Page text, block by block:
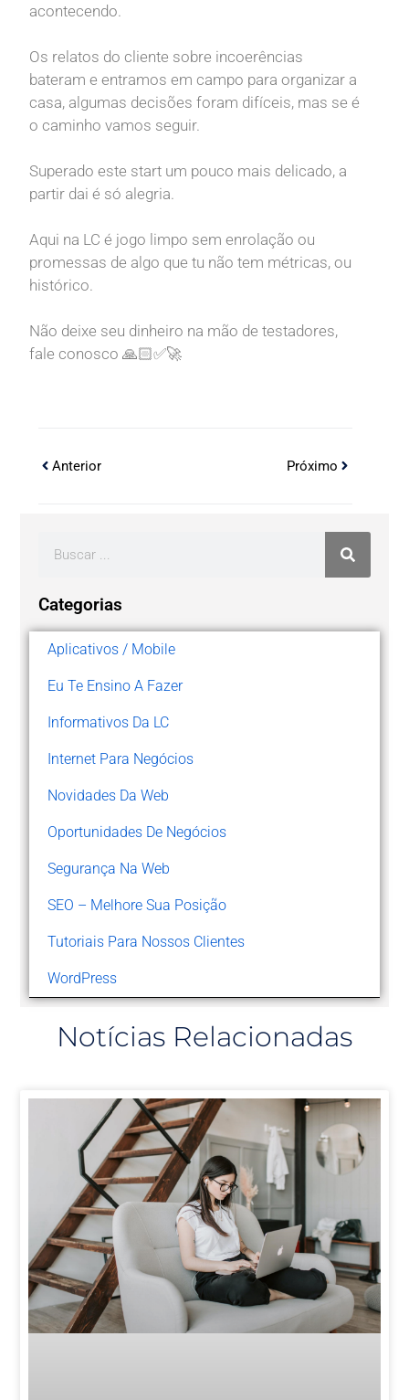
acontecendo.
Os relatos do cliente sobre incoerências
bateram e entramos em campo para organizar a
casa, algumas decisões foram difíceis, mas se é
o caminho vamos seguir.
Superado este start um pouco mais delicado, a
partir dai é só alegria.
Aqui na LC é jogo limpo sem enrolação ou
promessas de algo que tu não tem métricas, ou
histórico.
Não deixe seu dinheiro na mão de testadores,
fale conosco 🙏🏻✅🚀
Anterior Próximo
Categorias
Aplicativos / Mobile
Eu Te Ensino A Fazer
Informativos Da LC
Internet Para Negócios
Novidades Da Web
Oportunidades De Negócios
Segurança Na Web
SEO – Melhore Sua Posição
Tutoriais Para Nossos Clientes
WordPress
Notícias Relacionadas